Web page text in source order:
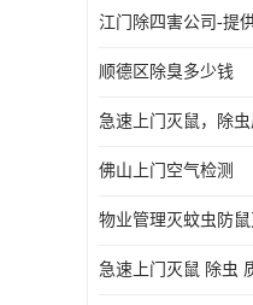
顺德区除臭多少钱
佛山上门空气检测
物业管理灭蚊虫防鼠